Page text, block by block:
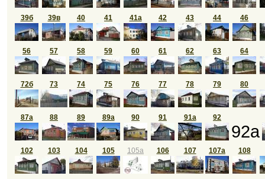
39б 39в 40 41 41а 42 43 44 46
56 57 58 59 60 61 62 63 64
72б 73 74 75 76 77 78 79 80
87а 88 89 89а 90 91 91а 92
92а
102 103 104 105 105а 106 107 107а 108